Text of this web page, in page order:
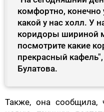
комфортно,
какой у нас холл. У
коридоры шириной
посмотрите какие
прекрасный
Булатова.
Также, она сообщила,